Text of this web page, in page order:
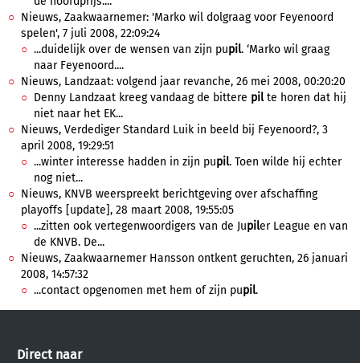
Nieuws, Zaakwaarnemer: 'Marko wil dolgraag voor Feyenoord
spelen', 7 juli 2008, 22:09:24
...duidelijk over de wensen van zijn pupil. ‘Marko wil graag
naar Feyenoord....
Nieuws, Landzaat: volgend jaar revanche, 26 mei 2008, 00:20:20
Denny Landzaat kreeg vandaag de bittere pilte horen dat hij
niet naar het EK...
Nieuws, Verdediger Standard Luik in beeld bij Feyenoord?, 3
april 2008, 19:29:51
...winter interesse hadden in zijn pupil. Toen wilde hij echter
nog niet...
Nieuws, KNVB weerspreekt berichtgeving over afschaffing
playoffs [update], 28 maart 2008, 19:55:05
...zitten ook vertegenwoordigers van de Jupiler League en van
de KNVB. De...
Nieuws, Zaakwaarnemer Hansson ontkent geruchten, 26 januari
2008, 14:57:32
...contact opgenomen met hem of zijn pupil.
Direct naar